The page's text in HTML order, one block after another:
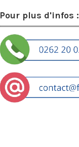
Pour plus d'infos :